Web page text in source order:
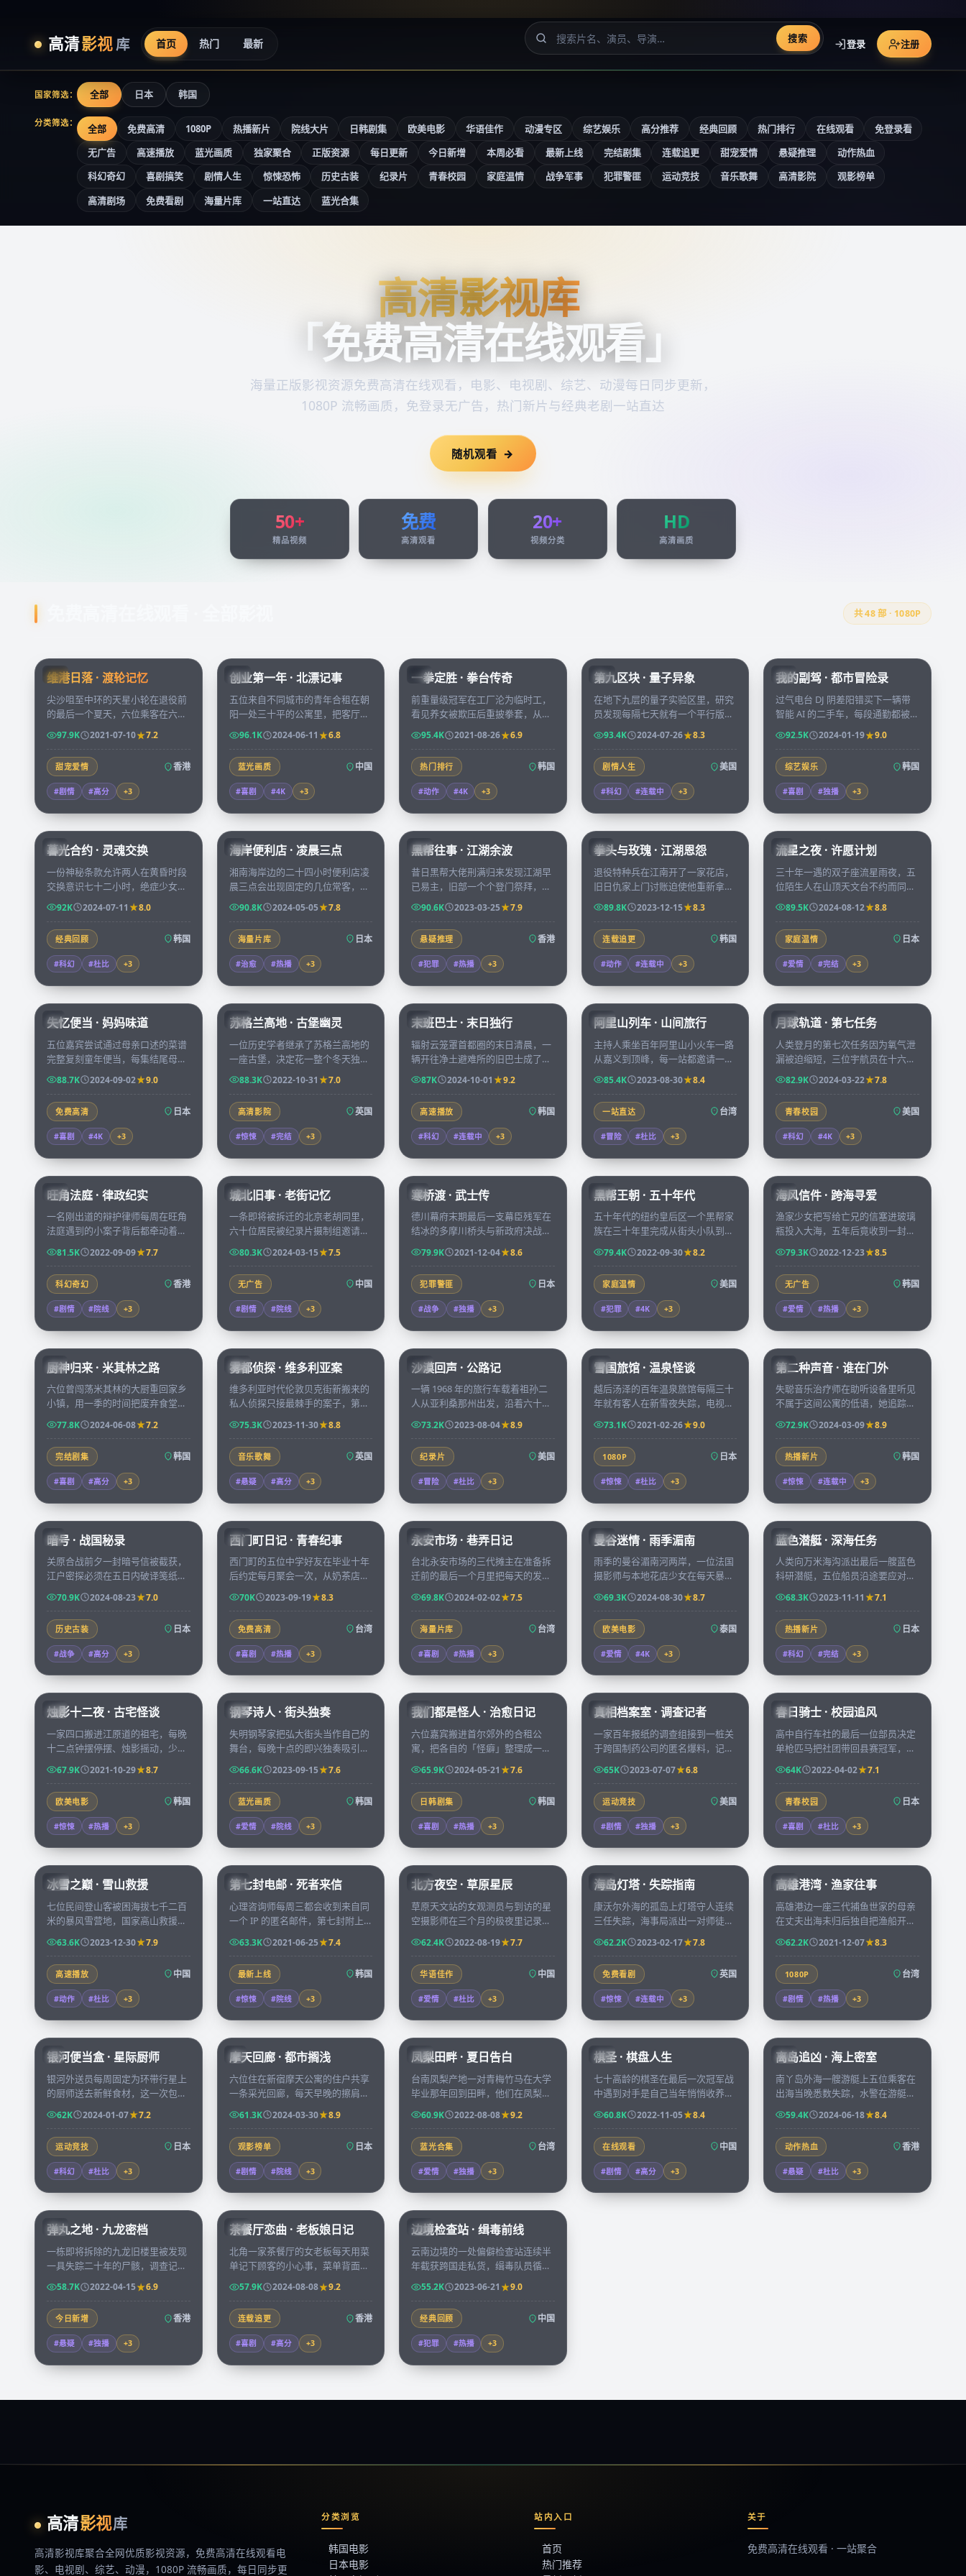
高清影视 库 首页 热门 最新 搜索 登录 注册
国家筛选： 全部 日本 韩国
分类筛选： 全部 免费高清 1080P 热播新片 院线大片 日韩剧集 欧美电影 华语佳作 动漫专区 综艺娱乐 高分推荐 经典回顾 热门排行 在线观看
免登录看
无广告
高速播放 蓝光画质 独家聚合 正版资源 每日更新 今日新增 本周必看 最新上线 完结剧集 连载追更 甜宠爱情 悬疑推理
动作热血
科幻奇幻
喜剧搞笑 剧情人生 惊悚恐怖 历史古装 纪录片 青春校园 家庭温情 战争军事 犯罪警匪 运动竞技 音乐歌舞 高清影院
观影榜单
高清剧场
免费看剧 海量片库 一站直达 蓝光合集
高清影视库
「免费高清在线观看」
海量正版影视资源免费高清在线观看，电影、电视剧、综艺、动漫每日同步更新，
1080P 流畅画质，免登录无广告，热门新片与经典老剧一站直达
随机观看
50+
精品视频
免费
高清观看
20+
视频分类
HD
高清画质
共48部 · 1080P
HK
维港日落 · 渡轮记忆
尖沙咀至中环的天星小轮在退役前
的最后一个夏天，六位乘客在六段
日落里说出彼此守了几十年的秘
密，渡轮也写完了它的告别诗。
97.9K 2021-07-10 7.2
甜宠爱情 香港
#剧情 #高分 +3
CN
创业第一年 · 北漂记事
五位来自不同城市的青年合租在朝
阳一处三十平的公寓里，把客厅当
成办公室，把厨房当成会议室，记
录创业第一年的每一次崩溃与重
启。
96.1K 2024-06-11 6.8
蓝光画质 中国
#喜剧 #4K +3
KR
一拳定胜 · 拳台传奇
前重量级冠军在工厂沦为临时工，
看见养女被欺压后重披拳套，从地
下擂台一路打回亚锦赛擂主，每一
拳都是为家人讨回的尊严。
95.4K 2021-08-26 6.9
热门排行 韩国
#动作 #4K +3
CN
第九区块 · 量子异象
在地下九层的量子实验区里，研究
员发现每隔七天就有一个平行版本
的自己出现在镜中，七个版本即将
相遇时，主时间线开始崩塌。
93.4K 2024-07-26 8.3
剧情人生 美国
#科幻 #连载中 +3
KR
我的副驾 · 都市冒险录
过气电台 DJ 阴差阳错买下一辆带
智能 AI 的二手车，每段通勤都被
AI 「指点人生」搅得鸡飞狗跳，最
后却也找回久违的勇气与心动。
92.5K 2024-01-19 9.0
综艺娱乐 韩国
#喜剧 #独播 +3
KR
99:50
暮光合约 · 灵魂交换
一份神秘条款允许两人在黄昏时段
交换意识七十二小时，绝症少女与
亡命赌徒签下契约，谁也没想到那
是一桩跨越生死的精密阴谋。
92K 2024-07-11 8.0
经典回顾 韩国
#科幻 #杜比 +3
JP
52:28
海岸便利店 · 凌晨三点
湘南海岸边的二十四小时便利店凌
晨三点会出现固定的几位常客，每
个人都带着各自的失眠故事换取一
杯关东煮的温度。
90.8K 2024-05-05 7.8
海量片库 日本
#治愈 #热播 +3
HK
99:41
黑帮往事 · 江湖余波
昔日黑帮大佬刑满归来发现江湖早
已易主，旧部一个个登门祭拜，他
在四十八小时内必须决定是退出还
是再造一段新江湖。
90.6K 2023-03-25 7.9
悬疑推理 香港
#犯罪 #热播 +3
KR
99:48
拳头与玫瑰 · 江湖恩怨
退役特种兵在江南开了一家花店，
旧日仇家上门讨账迫使他重新拿起
拳头，每一束玫瑰背后都藏着一桩
未了的恩怨。
89.8K 2023-12-15 8.3
连载追更 韩国
#动作 #连载中 +3
JP
99:55
流星之夜 · 许愿计划
三十年一遇的双子座流星雨夜，五
位陌生人在山顶天文台不约而同许
下同一个心愿，第二天他们发现彼
此命运被无形丝线连接。
89.5K 2024-08-12 8.8
家庭温情 日本
#爱情 #完结 +3
JP
59:19
失忆便当 · 妈妈味道
五位嘉宾尝试通过母亲口述的菜谱
完整复刻童年便当，每集结尾母亲
会蒙眼试吃，给出最严苛却最温柔
的打分。
88.7K 2024-09-02 9.0
免费高清 日本
#喜剧 #4K +3
CN
99:39
苏格兰高地 · 古堡幽灵
一位历史学者继承了苏格兰高地的
一座古堡，决定花一整个冬天独自
整理藏书，第一夜的钟声响起时，
她意识到自己并非堡里唯一的住
客。
88.3K 2022-10-31 7.0
高清影院 英国
#惊悚 #完结 +3
KR
99:15
末班巴士 · 末日独行
辐射云笼罩首都圈的末日清晨，一
辆开往净土避难所的旧巴士成了七
位陌生人最后的方舟，途中每一站
都让他们必须重新评估彼此。
87K 2024-10-01 9.2
高速播放 韩国
#科幻 #连载中 +3
TW
59:04
阿里山列车 · 山间旅行
主持人乘坐百年阿里山小火车一路
从嘉义到顶峰，每一站都邀请一位
当地年轻人聊自己留在山里的理
由，沿途风景与人物相互照亮。
85.4K 2023-08-30 8.4
一站直达 台湾
#冒险 #杜比 +3
CN
99:57
月球轨道 · 第七任务
人类登月的第七次任务因为氧气泄
漏被迫缩短，三位宇航员在十六小
时倒计时里必须维修飞船同时完成
一项关键的地外勘察。
82.9K 2024-03-22 7.8
青春校园 美国
#科幻 #4K +3
HK
45:15
旺角法庭 · 律政纪实
一名刚出道的辩护律师每周在旺角
法庭遇到的小案子背后都牵动着一
条社会议题，三十集案件累积成一
份属于香港当代的法律观察。
81.5K 2022-09-09 7.7
科幻奇幻 香港
#剧情 #院线 +3
CN
99:17
城北旧事 · 老街记忆
一条即将被拆迁的北京老胡同里，
六十位居民被纪录片摄制组邀请讲
述各自最难忘的「最后一件事」，
每一件都是城市记忆的微缩拓本。
80.3K 2024-03-15 7.5
无广告 中国
#剧情 #院线 +3
JP
99:29
寒桥渡 · 武士传
德川幕府末期最后一支幕臣残军在
结冰的多摩川桥头与新政府决战，
桥北桥南的两位青年武士曾是少年
时同窗，今日却生死相对。
79.9K 2021-12-04 8.6
犯罪警匪 日本
#战争 #独播 +3
CN
69:14
黑帮王朝 · 五十年代
五十年代的纽约皇后区一个黑帮家
族在三十年里完成从街头小队到金
融帝国的转身，三代人付出的代价
远超想象。
79.4K 2022-09-30 8.2
家庭温情 美国
#犯罪 #4K +3
KR
97:58
海风信件 · 跨海寻爱
渔家少女把写给亡兄的信塞进玻璃
瓶投入大海，五年后竟收到一封来
自釜山的回信，跨海展开的笔友关
系慢慢把两颗孤独的心拉近。
79.3K 2022-12-23 8.5
无广告 韩国
#爱情 #热播 +3
KR
58:31
厨神归来 · 米其林之路
六位曾闯荡米其林的大厨重回家乡
小镇，用一季的时间把废弃食堂改
造成全城排队的小馆，每集都有一
次让人鼻酸的味觉回忆。
77.8K 2024-06-08 7.2
完结剧集 韩国
#喜剧 #高分 +3
CN
68:22
雾都侦探 · 维多利亚案
维多利亚时代伦敦贝克街新搬来的
私人侦探只接最棘手的案子，第一
案就是一具被困在密室中的贵族尸
体，沿途铺出整整一季的迷雾。
75.3K 2023-11-30 8.8
音乐歌舞 英国
#悬疑 #高分 +3
CN
99:40
沙漠回声 · 公路记
一辆 1968 年的旅行车载着祖孙二
人从亚利桑那州出发，沿着六十六
号公路一路开往海岸，沙漠回声里
夹着祖父年轻时的所有遗憾。
73.2K 2023-08-04 8.9
纪录片 美国
#冒险 #杜比 +3
JP
99:36
雪国旅馆 · 温泉怪谈
越后汤泽的百年温泉旅馆每隔三十
年就有客人在新雪夜失踪，电视台
综艺组前去探访却发现镜头里多出
了一位无人认识的「住客」。
73.1K 2021-02-26 9.0
1080P 日本
#惊悚 #杜比 +3
KR
72:34
第二种声音 · 谁在门外
失聪音乐治疗师在助听设备里听见
不属于这间公寓的低语，她追踪声
源走进废弃录音棚，发现自己十年
前的失踪记录被人重新打开。
72.9K 2024-03-09 8.9
热播新片 韩国
#惊悚 #连载中 +3
JP
99:04
暗号 · 战国秘录
关原合战前夕一封暗号信被截获，
江户密探必须在五日内破译笺纸上
的图谱，否则东军主帅会被反间计
逼入死地。
70.9K 2024-08-23 7.0
历史古装 日本
#战争 #高分 +3
TW
70:38
西门町日记 · 青春纪事
西门町的五位中学好友在毕业十年
后约定每月聚会一次，从奶茶店到
酒馆，他们用十二集时间慢慢交还
彼此当年欠下的一句话。
70K 2023-09-19 8.3
免费高清 台湾
#喜剧 #热播 +3
TW
99:47
永安市场 · 巷弄日记
台北永安市场的三代摊主在准备拆
迁前的最后一个月里把每天的发生
写进市场广播，喜怒哀乐都被巷弄
的烟火气一一收纳。
69.8K 2024-02-02 7.5
海量片库 台湾
#喜剧 #热播 +3
CN
99:03
曼谷迷情 · 雨季湄南
雨季的曼谷湄南河两岸，一位法国
摄影师与本地花店少女在每天暴雨
过后的同一座桥头偶遇七次，第八
天他递出了想留下来的理由。
69.3K 2024-08-30 8.7
欧美电影 泰国
#爱情 #4K +3
JP
45:53
蓝色潜艇 · 深海任务
人类向万米海沟派出最后一艘蓝色
科研潜艇，五位船员沿途要应对未
知声纳源、突发洋流和彼此过去的
秘密。
68.3K 2023-11-11 7.1
热播新片 日本
#科幻 #完结 +3
KR
99:25
烛影十二夜 · 古宅怪谈
一家四口搬进江原道的祖宅，每晚
十二点钟摆停摆、烛影摇动，少女
在阁楼里发现了不属于这个时代的
日记，连续十二夜，故事走向无人
预料。
67.9K 2021-10-29 8.7
欧美电影 韩国
#惊悚 #热播 +3
KR
67:32
钢琴诗人 · 街头独奏
失明钢琴家把弘大街头当作自己的
舞台，每晚十点的即兴独奏吸引了
一位独自旅行的小说编辑，二人在
乐谱与文字之间慢慢靠近。
66.6K 2023-09-15 7.6
蓝光画质 韩国
#爱情 #院线 +3
KR
66:08
我们都是怪人 · 治愈日记
六位嘉宾搬进首尔郊外的合租公
寓，把各自的「怪癖」整理成一档
真人秀，从凌晨三点的辣炒年糕到
午夜的占星派对，治愈观众也治愈
彼此。
65.9K 2024-05-21 7.6
日韩剧集 韩国
#喜剧 #热播 +3
CN
50:05
真相档案室 · 调查记者
一家百年报纸的调查组接到一桩关
于跨国制药公司的匿名爆料，记者
们在六个月里跨越四个州查证，把
一份档案变成一条改变法律的新
闻。
65K 2023-07-07 6.8
运动竞技 美国
#剧情 #独播 +3
JP
73:38
春日骑士 · 校园追风
高中自行车社的最后一位部员决定
单枪匹马把社团带回县赛冠军，每
天往返六十公里的训练把胆怯少年
磨成全县瞩目的风之骑士。
64K 2022-04-02 7.1
青春校园 日本
#喜剧 #杜比 +3
CN
99:34
冰雪之巅 · 雪山救援
七位民间登山客被困海拔七千二百
米的暴风雪营地，国家高山救援队
在零下四十度的环境中展开五十六
小时的极限营救。
63.6K 2023-12-30 7.9
高速播放 中国
#动作 #杜比 +3
KR
99:14
第七封电邮 · 死者来信
心理咨询师每周三都会收到来自同
一个 IP 的匿名邮件，第七封附上
了一张多年前失踪学生的照片，他
被迫重新打开尘封的旧档。
63.3K 2021-06-25 7.4
最新上线 韩国
#惊悚 #院线 +3
CN
99:01
北方夜空 · 草原星辰
草原天文站的女观测员与到访的星
空摄影师在三个月的极夜里记录北
方银河，两颗心也在镜头与望远镜
之间慢慢靠近。
62.4K 2022-08-19 7.7
华语佳作 中国
#爱情 #杜比 +3
CN
99:30
海岛灯塔 · 失踪指南
康沃尔外海的孤岛上灯塔守人连续
三任失踪，海事局派出一对师徒守
岛三个月，每天的日志逐渐被某种
看不见的力量重写。
62.2K 2023-02-17 7.8
免费看剧 英国
#惊悚 #连载中 +3
TW
99:55
高雄港湾 · 渔家往事
高雄港边一座三代捕鱼世家的母亲
在丈夫出海未归后独自把渔船开了
三十年，新一代年轻人决定用纪录
片把母亲的航海日志重新呈现。
62.2K 2021-12-07 8.3
1080P 台湾
#剧情 #热播 +3
JP
59:46
银河便当盒 · 星际厨师
银河外送员每周固定为环带行星上
的厨师送去新鲜食材，这一次包裹
里藏着一封不知名星球的求救信，
她决定改道偏航。
62K 2024-01-07 7.2
运动竞技 日本
#科幻 #杜比 +3
JP
45:37
摩天回廊 · 都市搁浅
六位住在新宿摩天公寓的住户共享
一条采光回廊，每天早晚的擦肩里
他们慢慢拼凑出彼此正在经历的隐
秘人生。
61.3K 2024-03-30 8.9
观影榜单 日本
#剧情 #院线 +3
TW
99:21
凤梨田畔 · 夏日告白
台南凤梨产地一对青梅竹马在大学
毕业那年回到田畔，他们在凤梨花
开的两周里决定是要继续守住家业
还是奔向各自的都市理想。
60.9K 2022-08-08 9.2
蓝光合集 台湾
#爱情 #独播 +3
CN
91:43
棋圣 · 棋盘人生
七十高龄的棋圣在最后一次冠军战
中遇到对手是自己当年悄悄收养却
失散多年的弟子，一局棋下了三十
年，胜负已不重要。
60.8K 2022-11-05 8.4
在线观看 中国
#剧情 #高分 +3
HK
92:58
离岛追凶 · 海上密室
南丫岛外海一艘游艇上五位乘客在
出海当晚悉数失踪，水警在游艇舱
底的一个密室里找到唯一的线索，
是一张被烧了一半的地图。
59.4K 2024-06-18 8.4
动作热血 香港
#悬疑 #杜比 +3
HK
99:59
弹丸之地 · 九龙密档
一栋即将拆除的九龙旧楼里被发现
一具失踪二十年的尸骸，调查记者
凭着发黄的房屋契约逐层走访租
户，揭开一段被忽略的城市秘史。
58.7K 2022-04-15 6.9
今日新增 香港
#悬疑 #独播 +3
HK
70:07
茶餐厅恋曲 · 老板娘日记
北角一家茶餐厅的女老板每天用菜
单记下顾客的小心事，菜单背面的
句子悄悄被一位常客抄录下来出版
成书，引发全港回响。
57.9K 2024-08-08 9.2
连载追更 香港
#喜剧 #高分 +3
CN
52:09
边境检查站 · 缉毒前线
云南边境的一处偏僻检查站连续半
年截获跨国走私货，缉毒队员循着
一枚不起眼的硬币追到金三角，揭
开十年前未结的旧案。
55.2K 2023-06-21 9.0
经典回顾 中国
#犯罪 #热播 +3
高清影视库
高清影视库聚合全网优质影视资源， 免费高清在线观看电
影、电视剧、综艺、动漫，1080P 流畅画质，每日同步更
分类浏览
韩国电影
日本电影
站内入口
首页
热门推荐
关于
免费高清在线观看 · 一站聚合